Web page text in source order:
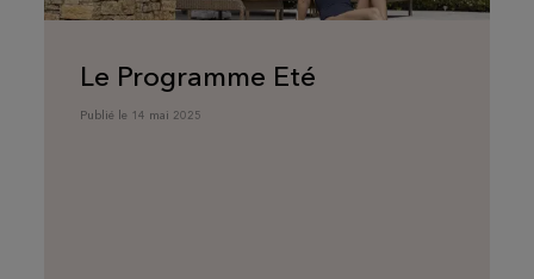
Le Programme Eté
Publié le 14 mai 2025